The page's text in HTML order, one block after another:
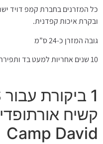
כל המזרנים בחברת קמפ דויד
ובקרת איכות קפדנית.
גובה המזרן כ-24 ס”מ
10 שנים אחריות למעט בד ותפירה,
1 ביקורת עבור
קשיח
Camp David